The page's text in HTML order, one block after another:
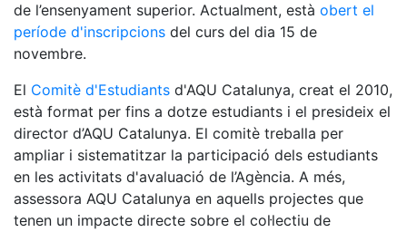
de l’ensenyament superior. Actualment, està obert el
període d'inscripcions del curs del dia 15 de
novembre.
El Comitè d'Estudiants d'AQU Catalunya, creat el 2010,
està format per fins a dotze estudiants i el presideix el
director d’AQU Catalunya. El comitè treballa per
ampliar i sistematitzar la participació dels estudiants
en les activitats d'avaluació de l’Agència. A més,
assessora AQU Catalunya en aquells projectes que
tenen un impacte directe sobre el col·lectiu de